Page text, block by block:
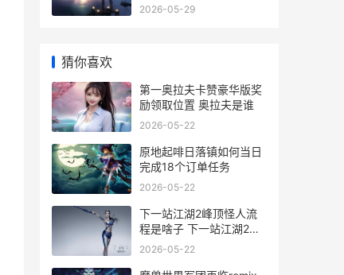
2026-05-29
猜你喜欢
第一奥拉夫卡赞豪华版奖
励领取位置 奥拉夫是谁
2026-05-22
原地起啡日落镇如何当日
完成18个订单任务
2026-05-22
下一站江湖2峰顶怪人流
程是啥子 下一站江湖2什
么时候出
2026-05-22